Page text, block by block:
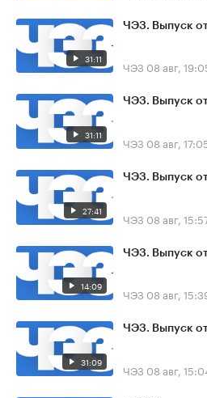
31:11
ЧЭЗ. Выпуск
ЧЭЗ 08 авг,
31:11
ЧЭЗ. Выпуск
ЧЭЗ 08 авг,
27:41
ЧЭЗ. Выпуск
ЧЭЗ 08 авг,
14:09
ЧЭЗ. Выпуск
ЧЭЗ 08 авг,
31:09
ЧЭЗ. Выпуск
ЧЭЗ 08 авг,